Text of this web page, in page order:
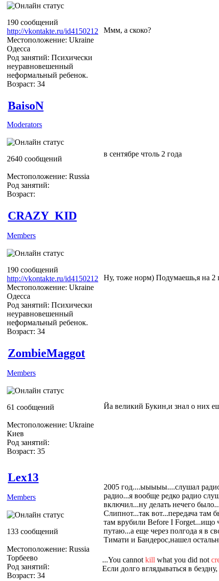
190 сообщений
http://vkontakte.ru/id4150212
Местоположение: Ukraine
Одесса
Род занятий: Психически
неуравновешенный
неформальный ребенок.
Возраст: 34
Ммм, а скоко?
BaisoN
Moderators
2640 сообщений
Местоположение: Russia
Род занятий:
Возраст:
в сентябре чтоль 2 года
CRAZY_KID
Members
190 сообщений
http://vkontakte.ru/id4150212
Местоположение: Ukraine
Одесса
Род занятий: Психически
неуравновешенный
неформальный ребенок.
Возраст: 34
Ну, тоже норм) Подумаешь,я на 2
ZombieMaggot
Members
61 сообщений
Местоположение: Ukraine
Киев
Род занятий:
Возраст: 35
Йа великий Букин,и знал о них
Lex13
Members
133 сообщений
Местоположение: Russia
Торбеево
Род занятий:
Возраст: 34
2005 год....ыыыыы....слушал
радио...я вообще редко радио
включил...ну делать нечего
Слипнот...так вот...передача там
там врубили Before I Forget...ищо
путаю...а еще через полгода я в
Тимати и Бандерос,нашел
...You cannot kill what you did not
Если долго вглядываться в